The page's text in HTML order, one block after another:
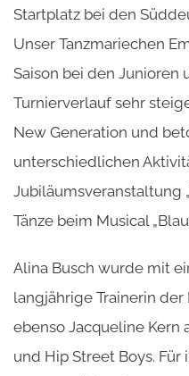
Startplatz bei den
Unser Tanzmariechen
Saison bei den Junioren
Turnierverlauf sehr
New Generation und
unterschiedlichen
Jubiläumsveranstaltung
Tänze beim Musical
Alina Busch wurde mit
langjährige Trainerin
ebenso Jacqueline Kern
und Hip Street Boys.